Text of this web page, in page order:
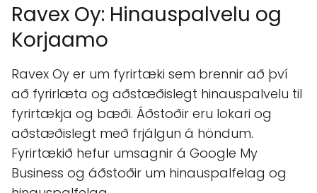
Ravex Oy: Hinauspalvelu og
Korjaamo
Ravex Oy er um fyrirtæki sem brennir að því
að fyrirlæta og aðstæðislegt hinauspalvelu til
fyrirtækja og bæði. Áðstoðir eru lokari og
aðstæðislegt með frjálgun á höndum.
Fyrirtækið hefur umsagnir á Google My
Business og áðstoðir um hinauspalfelag og